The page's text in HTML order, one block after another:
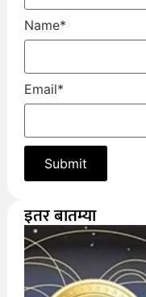
Name*
Email*
इतर बातम्या